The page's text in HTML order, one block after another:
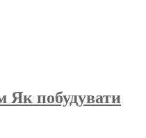
Як побудувати